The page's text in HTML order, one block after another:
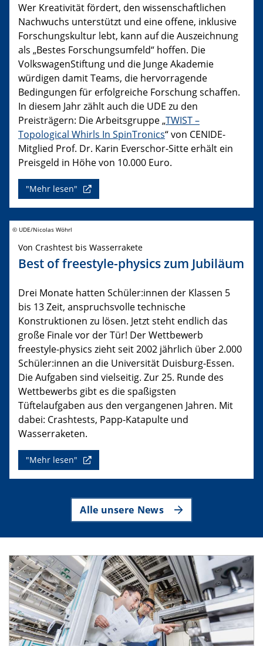
Wer Kreativität fördert, den wissenschaftlichen
Nachwuchs unterstützt und eine offene, inklusive
Forschungskultur lebt, kann auf die Auszeichnung
als „Bestes Forschungsumfeld“ hoffen. Die
VolkswagenStiftung und die Junge Akademie
würdigen damit Teams, die hervorragende
Bedingungen für erfolgreiche Forschung schaffen.
In diesem Jahr zählt auch die UDE zu den
Preisträgern: Die Arbeitsgruppe „TWIST –
Topological Whirls In SpinTronics“ von CENIDE-
Mitglied Prof. Dr. Karin Everschor-Sitte erhält ein
Preisgeld in Höhe von 10.000 Euro.
"Mehr lesen"
© UDE/Nicolas Wöhrl
Von Crashtest bis Wasserrakete
Best of freestyle-physics zum Jubiläum
Drei Monate hatten Schüler:innen der Klassen 5
bis 13 Zeit, anspruchsvolle technische
Konstruktionen zu lösen. Jetzt steht endlich das
große Finale vor der Tür! Der Wettbewerb
freestyle-physics zieht seit 2002 jährlich über 2.000
Schüler:innen an die Universität Duisburg-Essen.
Die Aufgaben sind vielseitig. Zur 25. Runde des
Wettbewerbs gibt es die spaßigsten
Tüftelaufgaben aus den vergangenen Jahren. Mit
dabei: Crashtests, Papp-Katapulte und
Wasserraketen.
"Mehr lesen"
Alle unsere News